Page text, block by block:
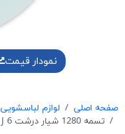
نمودار قیمت
صفحه اصلی لوازم لباسشویی
تسمه 1280 شیار درشت 6 J